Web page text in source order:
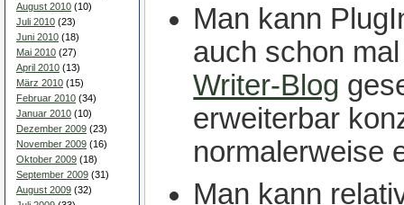
August 2010 (10)
Juli 2010 (23)
Juni 2010 (18)
Mai 2010 (27)
April 2010 (13)
März 2010 (15)
Februar 2010 (34)
Januar 2010 (10)
Dezember 2009 (23)
November 2009 (16)
Oktober 2009 (18)
September 2009 (31)
August 2009 (32)
Man kann
auch schon
Writer-Blog
erweiterbar
normalerweise
Man kann